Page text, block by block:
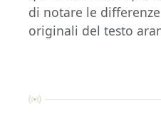
di notare le
originali del testo